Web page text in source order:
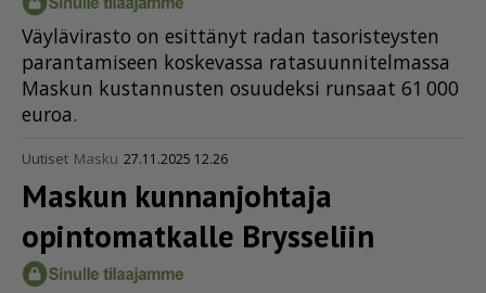
Väy­lä­vi­ras­to on esit­tä­nyt ra­dan ta­so­ris­teys­ten
pa­ran­ta­mi­seen kos­ke­vas­sa ra­ta­suun­ni­tel­mas­sa
Mas­kun kus­tan­nus­ten osuu­dek­si run­saat 61 000
eu­roa.
Uutiset Masku 27.11.2025 12.26
Maskun kunnanjohtaja
opintomatkalle Brysseliin